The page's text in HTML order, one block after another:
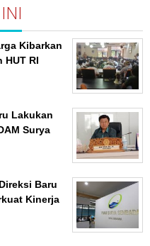
Kibarkan
HUT RI
Lakukan
Surya
Baru
Kinerja